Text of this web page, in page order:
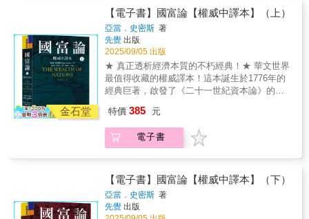
Policy 財政政策)）判斷宏觀大勢和政策方向；
再用E（Earning企業盈餘）選出具有成長性的
企業或產業、C（Cycle 經濟週期）確定最佳時
機，以及結合A （American Market 美國市
場）決定具體投資標的和長期配置。《一本書
讀懂經濟指標》將複雜的市場資訊轉化為清晰
易懂的脈絡，解析核心經濟指標背後的邏輯；
彼此的聯繫與因果關係，指引讀者將指標融會
貫通、靈活運用。運用經濟指標，配合時間與
複利這兩大利器加乘，將為你我的財富打造出
穩健恆久的成長之路。◎本書特色1.經濟指
標，想看懂市場脈動的投資人必修！投資不能
、PMI 、失業率、GDP……等核心經濟指標，
能讓你判讀市場趨勢，校準投資方向，成功率
自然大幅提高。2. 人氣財經作家為初學者量身
們：真正的經濟繁榮，來自開放與信任，而非
恐懼與封鎖。本套書由「全台灣的經濟學老
師」張清溪教授導讀，譯文兼顧專業度與原作
風格，詳實呈現亞當．史密斯原著特點，為華
文世界最完整、最詳盡中文版。「上冊」收錄
國富論〈卷一〉至〈卷三〉●財富是以什麼樣的
秩序在社會各階層自然分配？●為什麼有些人只
生活？●為什麼本來可以由一人完成的工作，分
工之後才能將財富普及到下層人民？●是什麼決
定了黃金的價值？●在什麼情況下，勞動階級會
府經常吹噓說辦到了？
時候都需要讀亞當．史密斯的《國富論》！無
論你是學生、一般公民、創業者、政策制定
者，或是對這個世界感到迷惘的旁觀者，現
在，正是時候重新打開《國富論》，唯有理解
經濟思想的起源，我們才能更清晰地看見未
來。國家的富強，從來不是靠築牆設限、以關
稅懲罰外人，而是仰賴自由交換、分工合作與
互利貿易的力量。《國富論》讓我們認清：市
場不是零和遊戲，而是一場眾人共贏的創造過
仍依循《國富論》所提出的原則。身陷貧富日
益不均，充滿財政與貨幣幻覺的經濟變局裡，
這部真正透析經濟本質的不朽經典，冷靜、理
性地提出了能看清長遠大局的觀點，教會我們
抵抗短視近利的政策誘惑，理解自由貿易與個
人選擇的真正價值，也提醒我們：真正的經濟
繁榮，來自開放與信任，而非恐懼與封鎖。本
金石堂
【電子書】國富論【權威中譯本】（上）
亞當．史密斯 著
先覺 出版
2025/09/05 出版
★ 真正透析經濟本質的不朽經典！★ 華文世界
最值得收藏的權威譯本！這本誕生於1776年的
經典巨著，啟發了《二十一世紀資本論》的誕
性、揭露國家與市場互動關係的深刻著作！川
普該補補亞當．史密斯的課了！市場不是只靠
貪婪驅動，更要仰賴信任。──《金融時報》這
創業者、政策制定者，或是對這個世界感到迷
惘的旁觀者，現在，正是時候重新打開《國富
論》，唯有理解經濟思想的起源，我們才能更
清晰地看見未來。國家的富強，從來不是靠築
特價 385 元
電子書
【電子書】國富論【權威中譯本】（下）
亞當．史密斯 著
先覺 出版